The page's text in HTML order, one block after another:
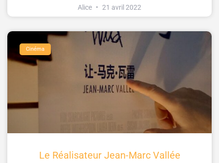
Alice 21 avril 2022
Cinéma
Le Réalisateur Jean-Marc Vallée